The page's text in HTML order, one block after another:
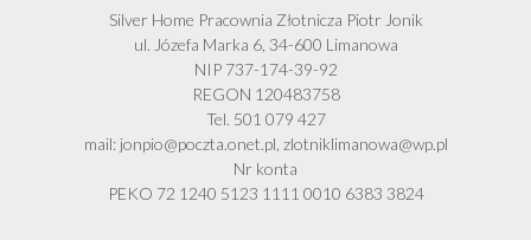
Silver Home Pracownia Złotnicza Piotr Jonik
ul. Józefa Marka 6, 34-600 Limanowa
NIP 737-174-39-92
REGON 120483758
Tel. 501 079 427
mail: jonpio@poczta.onet.pl, zlotniklimanowa@wp.pl
Nr konta
PEKO 72 1240 5123 1111 0010 6383 3824